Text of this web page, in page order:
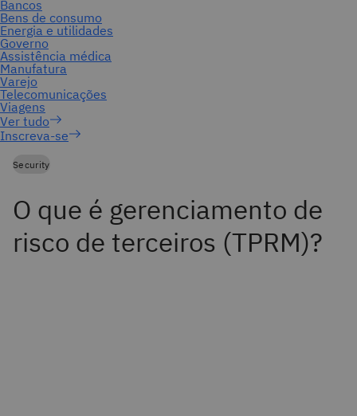
Inscreva-se
Security
O que é gerenciamento de
risco de terceiros (TPRM)?